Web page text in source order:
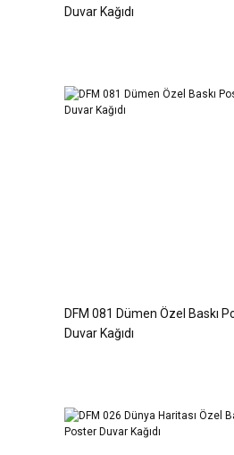
Duvar Kağıdı
DFM 081 Dümen Özel Baskı
Duvar Kağıdı